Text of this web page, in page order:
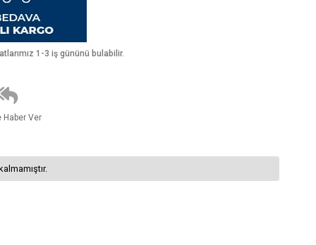
1-3 iş gününü bulabilir.
Haber Ver